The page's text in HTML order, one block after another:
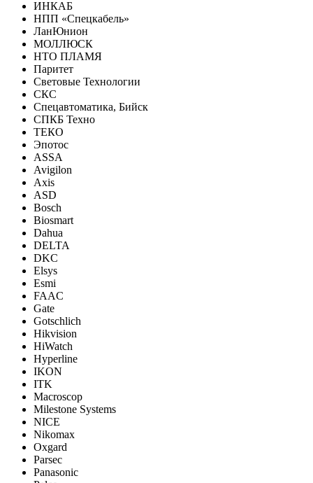
ИНКАБ
НПП «Спецкабель»
ЛанЮнион
МОЛЛЮСК
НТО ПЛАМЯ
Паритет
Световые Технологии
СКС
Спецавтоматика, Бийск
СПКБ Техно
ТЕКО
Эпотос
ASSA
Avigilon
Axis
ASD
Bosch
Biosmart
Dahua
DELTA
DKC
Elsys
Esmi
FAAC
Gate
Gotschlich
Hikvision
HiWatch
Hyperline
IKON
ITK
Macroscop
Milestone Systems
NICE
Nikomax
Oxgard
Parsec
Panasonic